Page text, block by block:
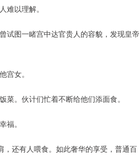
难以理解。
试图一睹宫中达官贵人的容貌，发现皇帝
宫女。
。伙计们忙着不断给他们添面食。
福。
，还有人喂食。如此奢华的享受，普通百